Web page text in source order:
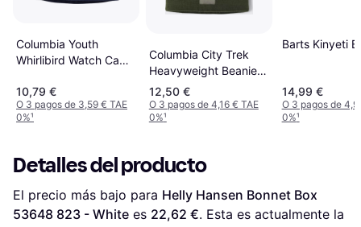
Columbia Youth
Whirlibird Watch Cap -
10,79 €
O 3 pagos de 3,59 € TAE
0%¹
Columbia City Trek
Heavyweight Beanie -
Camel Brown
Universal
12,50 €
O 3 pagos de 4,16 € TAE
0%¹
Barts Kinyeti
14,99 €
O 3 pagos de
0%¹
Detalles del producto
El precio más bajo para Helly Hansen Bonnet Box
53648 823 - White es 22,62 €. Esta es actualmente la